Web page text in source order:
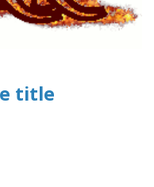
title